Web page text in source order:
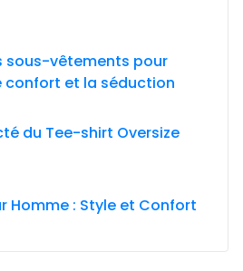
sous-vêtements pour
confort et la séduction
du Tee-shirt Oversize
Homme : Style et Confort